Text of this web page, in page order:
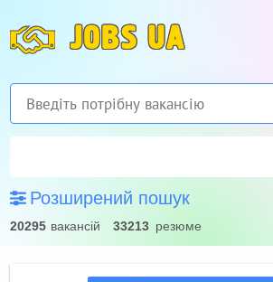
JOBS UA
Розширений пошук
20295 вакансій 33213 резюме